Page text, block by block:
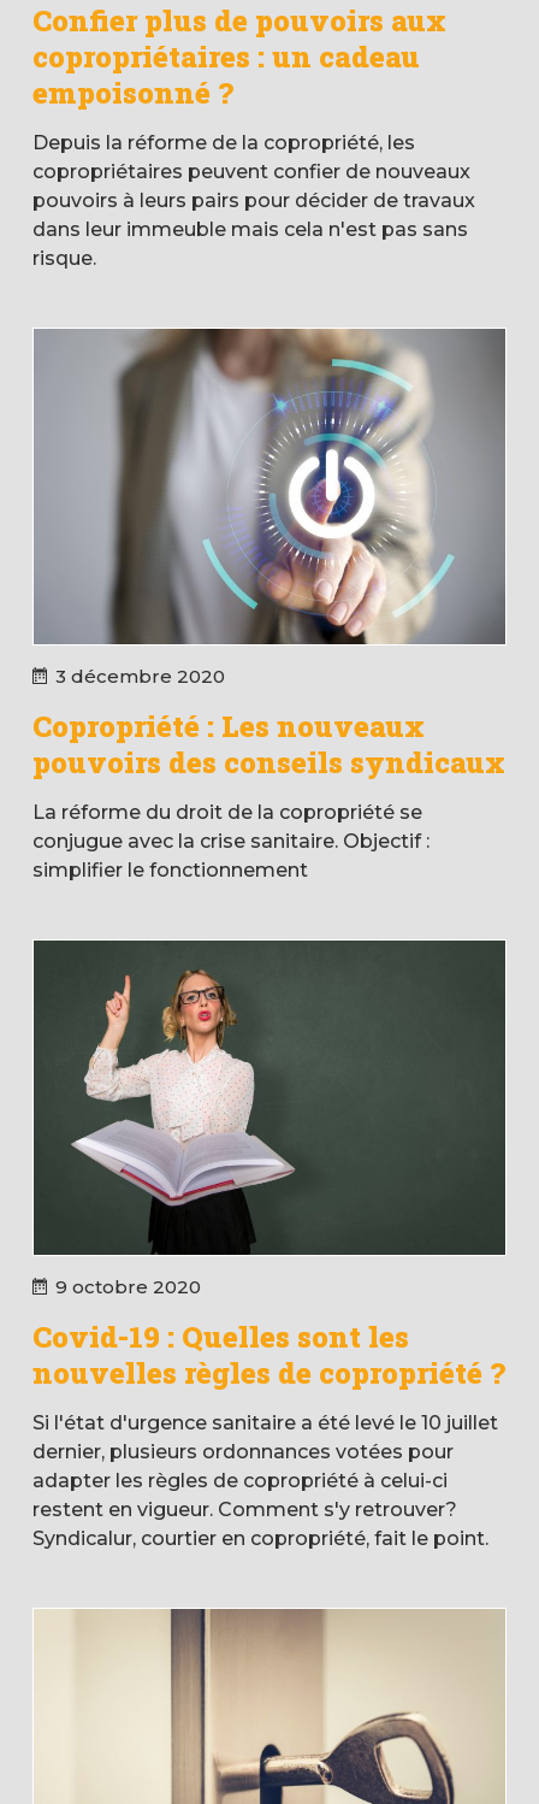
Confier plus de pouvoirs aux
copropriétaires : un cadeau
empoisonné ?
Depuis la réforme de la copropriété, les
copropriétaires peuvent confier de nouveaux
pouvoirs à leurs pairs pour décider de travaux
dans leur immeuble mais cela n'est pas sans
risque.
3 décembre 2020
Copropriété : Les nouveaux
pouvoirs des conseils syndicaux
La réforme du droit de la copropriété se
conjugue avec la crise sanitaire. Objectif :
simplifier le fonctionnement
9 octobre 2020
Covid-19 : Quelles sont les
nouvelles règles de copropriété ?
Si l'état d'urgence sanitaire a été levé le 10 juillet
dernier, plusieurs ordonnances votées pour
adapter les règles de copropriété à celui-ci
restent en vigueur. Comment s'y retrouver?
Syndicalur, courtier en copropriété, fait le point.